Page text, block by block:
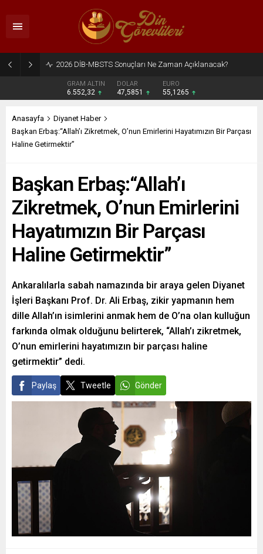
2026 DİB-MBSTS Ne Zaman?
GRAM ALTIN
6.552,32
DOLAR
47,5851
EURO
55,1265
Anasayfa
Diyanet Haber
Başkan Erbaş:“Allah’ı Zikretmek, O’nun Emirlerini Hayatımızın Bir Parçası
Haline Getirmektir”
Başkan Erbaş:“Allah’ı
Zikretmek, O’nun Emirlerini
Hayatımızın Bir Parçası
Haline Getirmektir”
Ankaralılarla sabah namazında bir araya gelen Diyanet
İşleri Başkanı Prof. Dr. Ali Erbaş, zikir yapmanın hem
dille Allah’ın isimlerini anmak hem de O’na olan kulluğun
farkında olmak olduğunu belirterek, “Allah’ı zikretmek,
O’nun emirlerini hayatımızın bir parçası haline
getirmektir” dedi.
Paylaş Tweetle Gönder